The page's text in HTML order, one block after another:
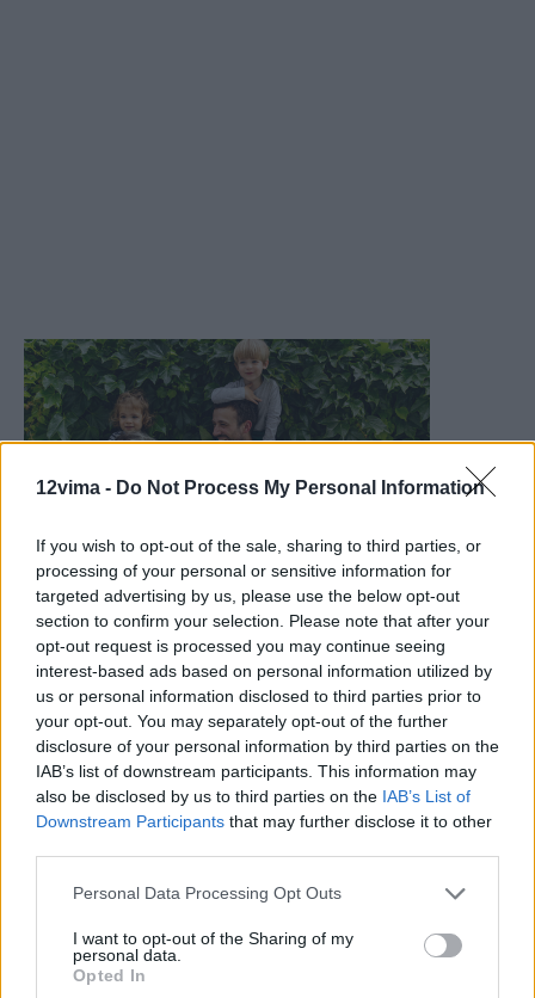
12vima - Do Not Process My Personal Information
If you wish to opt-out of the sale, sharing to third parties, or
processing of your personal or sensitive information for
targeted advertising by us, please use the below opt-out
section to confirm your selection. Please note that after your
opt-out request is processed you may continue seeing
interest-based ads based on personal information utilized by
us or personal information disclosed to third parties prior to
your opt-out. You may separately opt-out of the further
disclosure of your personal information by third parties on the
IAB’s list of downstream participants. This information may
also be disclosed by us to third parties on the IAB’s List of
Downstream Participants that may further disclose it to other
Personal Data Processing Opt Outs
I want to opt-out of the Sharing of my
personal data.
Opted In